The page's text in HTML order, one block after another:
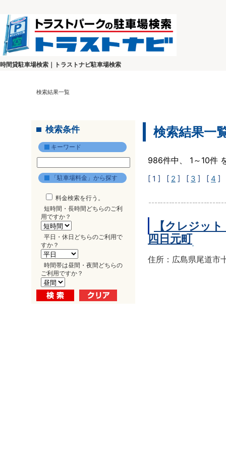
時間貸駐車場検索｜トラストナビ駐車場検索
検索結果一覧
検索条件
キーワード
「駐車場料金」から探す
料金検索を行う。
短時間・長時間どちらのご利
用ですか？
平日・休日どちらのご利用で
すか？
時間帯は昼間・夜間どちらの
ご利用ですか？
検索結果一
986件中、 1～10件
[ 1 ] [ 2 ] [ 3 ] [ 4 ]
【クレジッ
四日元町
住所：広島県尾道市